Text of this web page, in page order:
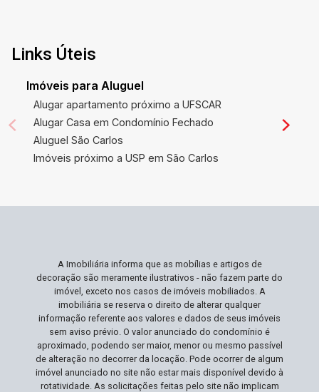
Links Úteis
Imóveis para Aluguel
Alugar apartamento próximo a UFSCAR
Alugar Casa em Condomínio Fechado
Aluguel São Carlos
Imóveis próximo a USP em São Carlos
A Imobiliária informa que as mobílias e artigos de
decoração são meramente ilustrativos - não fazem parte do
imóvel, exceto nos casos de imóveis mobiliados. A
imobiliária se reserva o direito de alterar qualquer
informação referente aos valores e dados de seus imóveis
sem aviso prévio. O valor anunciado do condomínio é
aproximado, podendo ser maior, menor ou mesmo passível
de alteração no decorrer da locação. Pode ocorrer de algum
imóvel anunciado no site não estar mais disponível devido à
rotatividade. As solicitações feitas pelo site não implicam